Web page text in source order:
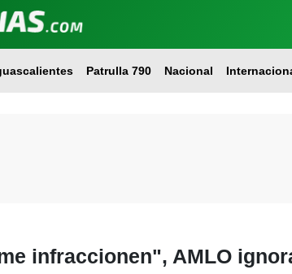
Patrulla 790 Nacional
infraccionen", AMLO